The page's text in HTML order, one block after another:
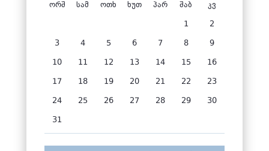
ორშ სამ ოთხ ხუთ პარ შაბ კვ
1 2
3 4 5 6 7 8 9
10 11 12 13 14 15 16
17 18 19 20 21 22 23
24 25 26 27 28 29 30
31